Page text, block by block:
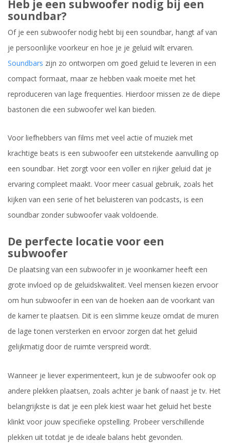
Heb je een subwoofer nodig bij een
soundbar?
Of je een subwoofer nodig hebt bij een soundbar, hangt af van
je persoonlijke voorkeur en hoe je je geluid wilt ervaren.
Soundbars zijn zo ontworpen om goed geluid te leveren in een
compact formaat, maar ze hebben vaak moeite met het
reproduceren van lage frequenties. Hierdoor missen ze de diepe
bastonen die een subwoofer wel kan bieden.
Voor liefhebbers van films met veel actie of muziek met
krachtige beats is een subwoofer een uitstekende aanvulling op
een soundbar. Het zorgt voor een voller en rijker geluid dat je
ervaring compleet maakt. Voor meer casual gebruik, zoals het
kijken van een serie of het beluisteren van podcasts, is een
soundbar zonder subwoofer vaak voldoende.
De perfecte locatie voor een
subwoofer
De plaatsing van een subwoofer in je woonkamer heeft een
grote invloed op de geluidskwaliteit. Veel mensen kiezen ervoor
om hun subwoofer in een van de hoeken aan de voorkant van
de kamer te plaatsen. Dit is een slimme keuze omdat de muren
de lage tonen versterken en ervoor zorgen dat het geluid
gelijkmatig door de ruimte verspreid wordt.
Wanneer je liever experimenteert, kun je de subwoofer ook op
andere plekken plaatsen, zoals achter je bank of naast je tv. Het
belangrijkste is dat je een plek kiest waar het geluid het beste
klinkt voor jouw specifieke opstelling. Probeer verschillende
plekken uit totdat je de ideale balans hebt gevonden.